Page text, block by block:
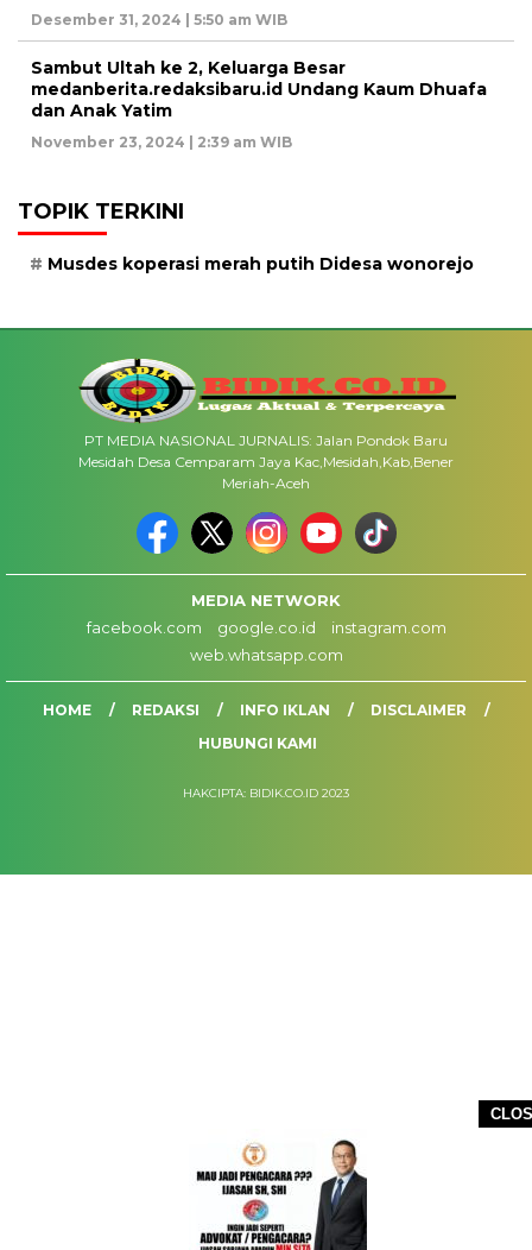
Desember 31, 2024 | 5:50 am WIB
Sambut Ultah ke 2, Keluarga Besar
medanberita.redaksibaru.id Undang Kaum Dhuafa
dan Anak Yatim
November 23, 2024 | 2:39 am WIB
TOPIK TERKINI
Musdes koperasi merah putih Didesa wonorejo
PT MEDIA NASIONAL JURNALIS: Jalan Pondok Baru
Mesidah Desa Cemparam Jaya Kac,Mesidah,Kab,Bener
Meriah-Aceh
MEDIA NETWORK
facebook.com
google.co.id
instagram.com
web.whatsapp.com
HOME REDAKSI INFO IKLAN
DISCLAIMER
HUBUNGI KAMI
HAKCIPTA: BIDIK.CO.ID 2023